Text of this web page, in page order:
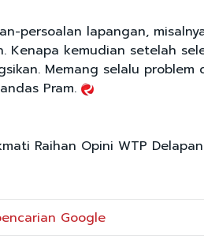
persoalan lapangan,
Kenapa kemudian setelah
Memang selalu problem
Pram.
Raihan Opini WTP Delapan
Google